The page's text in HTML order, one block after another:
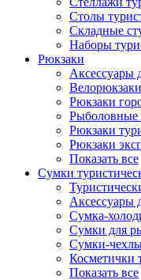
Столы
Складные
Наборы
Рюкзаки
Аксессуары
Рюкзаки
Рыболовные
Рюкзаки
Рюкзаки
Показать все
Сумки
Аксессуары
Сумка-
Сумки для
Сумки-
Косметички
Показать все